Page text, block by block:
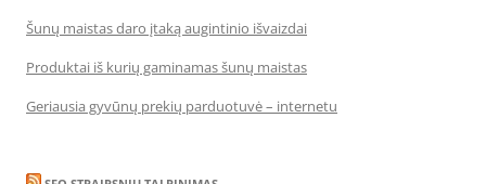
Šunų maistas daro įtaką augintinio išvaizdai
Produktai iš kurių gaminamas šunų maistas
Geriausia gyvūnų prekių parduotuvė – internetu